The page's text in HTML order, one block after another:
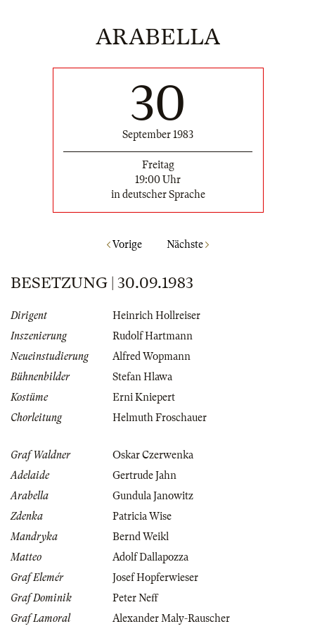
ARABELLA
30
September 1983
Freitag
19:00 Uhr
in deutscher Sprache
Vorige Nächste
BESETZUNG | 30.09.1983
Dirigent
Heinrich Hollreiser
Inszenierung
Rudolf Hartmann
Neueinstudierung
Alfred Wopmann
Bühnenbilder
Stefan Hlawa
Kostüme
Erni Kniepert
Chorleitung
Helmuth Froschauer
Graf Waldner
Oskar Czerwenka
Adelaide
Gertrude Jahn
Arabella
Gundula Janowitz
Zdenka
Patricia Wise
Mandryka
Bernd Weikl
Matteo
Adolf Dallapozza
Graf Elemér
Josef Hopferwieser
Graf Dominik
Peter Neff
Graf Lamoral
Alexander Maly-Rauscher